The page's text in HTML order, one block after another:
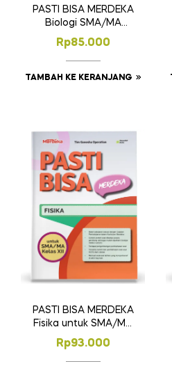
PASTI BISA MERDEKA
Biologi SMA/MA
Kelas XII
Rp85.000
TAMBAH KE KERANJANG
PASTI BISA MERDEKA
Fisika untuk SMA/MA
Kelas XII
Rp93.000